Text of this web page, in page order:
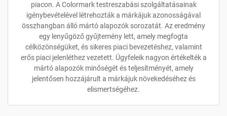
piacon. A Colormark testreszabási szolgáltatásainak
igénybevételével létrehozták a márkájuk azonosságával
összhangban álló mártó alapozók sorozatát. Az eredmény
egy lenyűgöző gyűjtemény lett, amely megfogta
célközönségüket, és sikeres piaci bevezetéshez, valamint
erős piaci jelenléthez vezetett. Ügyfeleik nagyon értékelték a
mártó alapozók minőségét és teljesítményét, amely
jelentősen hozzájárult a márkájuk növekedéséhez és
elismertségéhez.